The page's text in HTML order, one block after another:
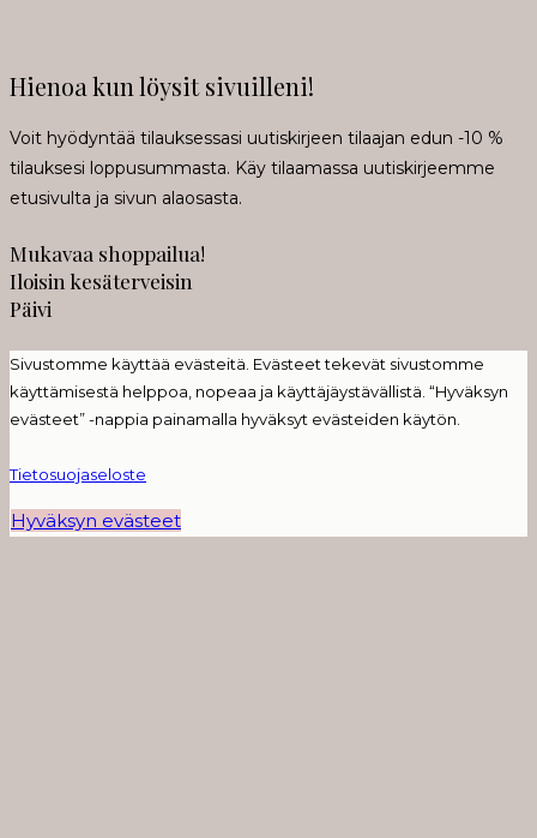
Hienoa kun löysit sivuilleni!
Voit hyödyntää tilauksessasi uutiskirjeen tilaajan edun -10 %
tilauksesi loppusummasta. Käy tilaamassa uutiskirjeemme
etusivulta ja sivun alaosasta.
Mukavaa shoppailua!
Iloisin kesäterveisin
Päivi
Sivustomme käyttää evästeitä. Evästeet tekevät sivustomme
käyttämisestä helppoa, nopeaa ja käyttäjäystävällistä. “Hyväksyn
evästeet” -nappia painamalla hyväksyt evästeiden käytön.
Tietosuojaseloste
Hyväksyn evästeet